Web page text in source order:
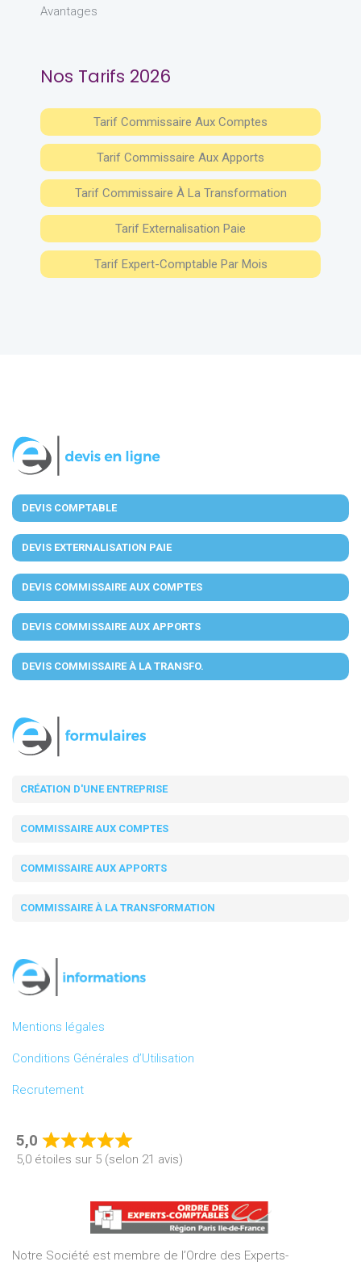
Avantages
Nos Tarifs 2026
Tarif Commissaire Aux Comptes
Tarif Commissaire Aux Apports
Tarif Commissaire À La Transformation
Tarif Externalisation Paie
Tarif Expert-Comptable Par Mois
DEVIS COMPTABLE
DEVIS EXTERNALISATION PAIE
DEVIS COMMISSAIRE AUX COMPTES
DEVIS COMMISSAIRE AUX APPORTS
DEVIS COMMISSAIRE À LA TRANSFO.
CRÉATION D'UNE ENTREPRISE
COMMISSAIRE AUX COMPTES
COMMISSAIRE AUX APPORTS
COMMISSAIRE À LA TRANSFORMATION
Mentions légales
Conditions Générales d’Utilisation
Recrutement
5,0
Rated
5,0
of
5
5,0 étoiles sur 5 (selon 21 avis)
Notre Société est membre de l’Ordre des Experts-